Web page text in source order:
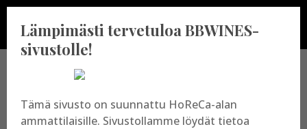
BBWINES OY
Lämpimästi tervetuloa BBWINES-
sivustolle!
Tämä sivusto on suunnattu HoReCa-alan
ammattilaisille. Sivustollamme löydät tietoa